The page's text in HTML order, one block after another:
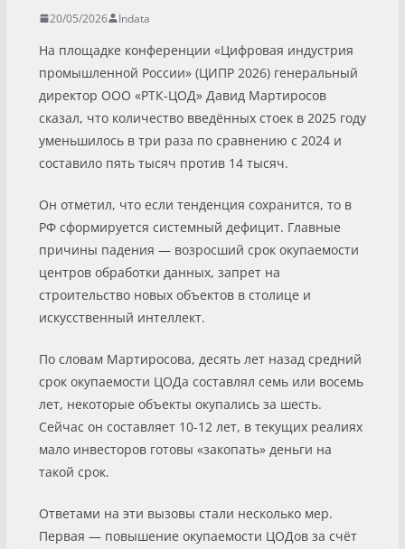
20/05/2026 Indata
На площадке конференции «Цифровая индустрия
промышленной России» (ЦИПР 2026) генеральный
директор ООО «РТК-ЦОД» Давид Мартиросов
сказал, что количество введённых стоек в 2025 году
уменьшилось в три раза по сравнению с 2024 и
составило пять тысяч против 14 тысяч.
Он отметил, что если тенденция сохранится, то в
РФ сформируется системный дефицит. Главные
причины падения — возросший срок окупаемости
центров обработки данных, запрет на
строительство новых объектов в столице и
искусственный интеллект.
По словам Мартиросова, десять лет назад средний
срок окупаемости ЦОДа составлял семь или восемь
лет, некоторые объекты окупались за шесть.
Сейчас он составляет 10-12 лет, в текущих реалиях
мало инвесторов готовы «закопать» деньги на
такой срок.
Ответами на эти вызовы стали несколько мер.
Первая — повышение окупаемости ЦОДов за счёт